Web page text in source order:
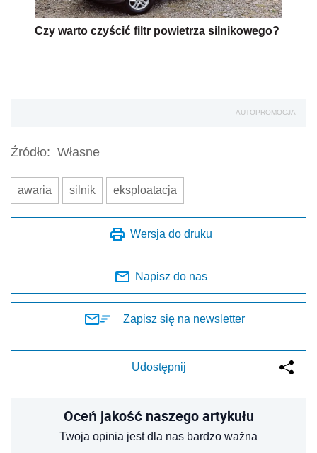
Czy warto czyścić filtr powietrza silnikowego?
AUTOPROMOCJA
Źródło: Własne
awaria silnik eksploatacja
Wersja do druku
Napisz do nas
Zapisz się na newsletter
Udostępnij
Oceń jakość naszego artykułu
Twoja opinia jest dla nas bardzo ważna